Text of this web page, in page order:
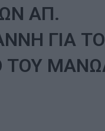
ΑΠ.
ΓΙΑ
ΤΟΥ